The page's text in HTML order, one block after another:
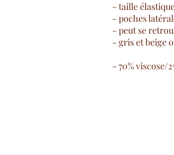
- taille
- poches
- peut se
- gris et beige
- 70% viscose/